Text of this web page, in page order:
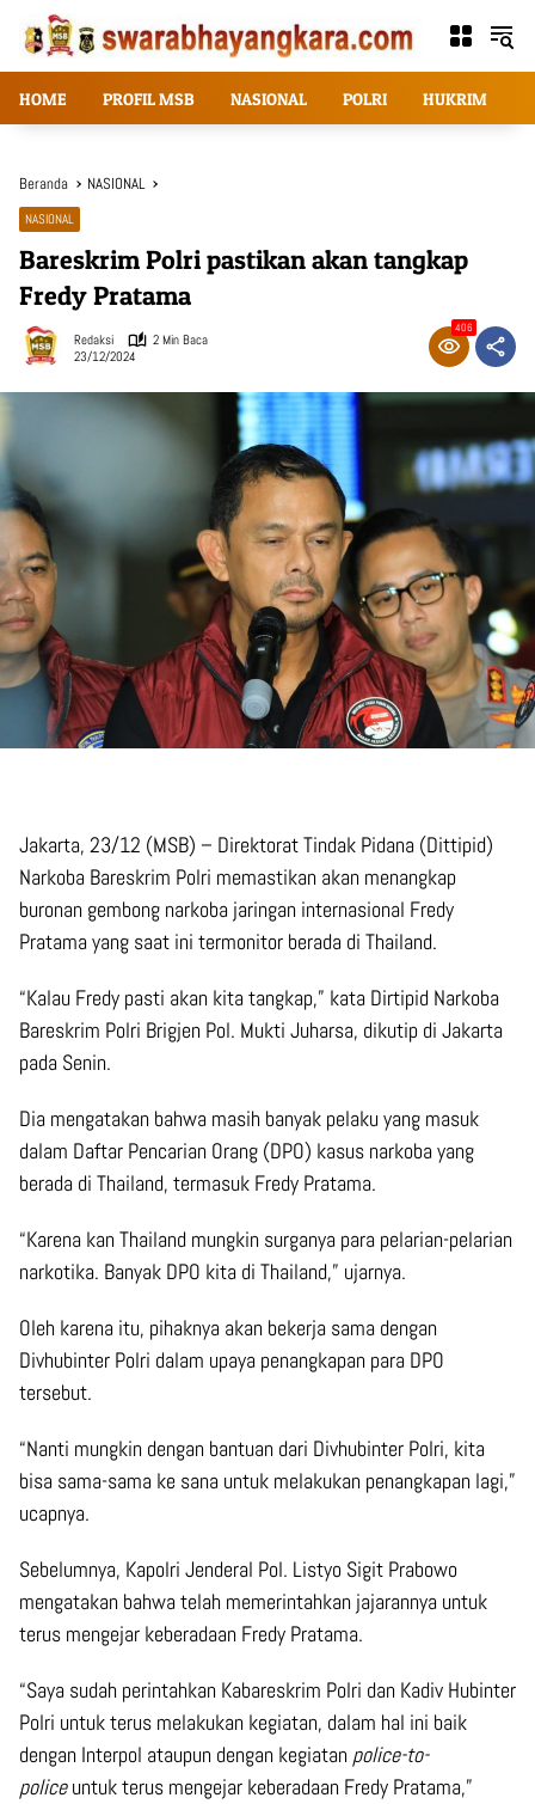
Langsung
konten
HOME PROFIL MSB NASIONAL POLRI HUKRIM
Beranda NASIONAL
NASIONAL
Bareskrim Polri pastikan akan tangkap
Fredy Pratama
Redaksi
2 Min Baca
23/12/2024
406
Jakarta, 23/12 (MSB) – Direktorat Tindak Pidana (Dittipid)
Narkoba Bareskrim Polri memastikan akan menangkap
buronan gembong narkoba jaringan internasional Fredy
Pratama yang saat ini termonitor berada di Thailand.
“Kalau Fredy pasti akan kita tangkap,” kata Dirtipid Narkoba
Bareskrim Polri Brigjen Pol. Mukti Juharsa, dikutip di Jakarta
pada Senin.
Dia mengatakan bahwa masih banyak pelaku yang masuk
dalam Daftar Pencarian Orang (DPO) kasus narkoba yang
berada di Thailand, termasuk Fredy Pratama.
“Karena kan Thailand mungkin surganya para pelarian-pelarian
narkotika. Banyak DPO kita di Thailand,” ujarnya.
Oleh karena itu, pihaknya akan bekerja sama dengan
Divhubinter Polri dalam upaya penangkapan para DPO
tersebut.
“Nanti mungkin dengan bantuan dari Divhubinter Polri, kita
bisa sama-sama ke sana untuk melakukan penangkapan lagi,”
ucapnya.
Sebelumnya, Kapolri Jenderal Pol. Listyo Sigit Prabowo
mengatakan bahwa telah memerintahkan jajarannya untuk
terus mengejar keberadaan Fredy Pratama.
“Saya sudah perintahkan Kabareskrim Polri dan Kadiv Hubinter
Polri untuk terus melakukan kegiatan, dalam hal ini baik
dengan Interpol ataupun dengan kegiatan police-to-
policeuntuk terus mengejar keberadaan Fredy Pratama,”